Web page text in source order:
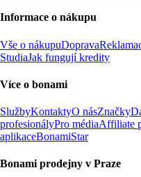
Informace o nákupu
Vše o nákupuDoprava
StudiaJak fungují kredity
Více o bonami
SlužbyKontaktyO násZnačky
profesionályPro médiaAffiliate
aplikaceBonamiStar
Bonami prodejny v Praze